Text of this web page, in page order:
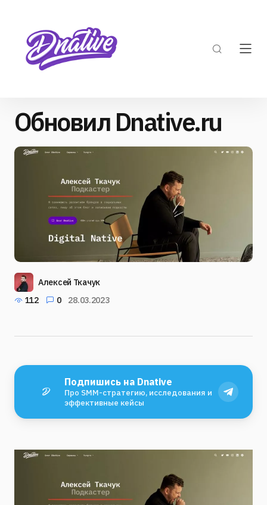
Обновил Dnative.ru
Алексей Ткачук
112
0 28.03.2023
Подпишись на Dnative
Про SMM-стратегию, исследования и
эффективные кейсы